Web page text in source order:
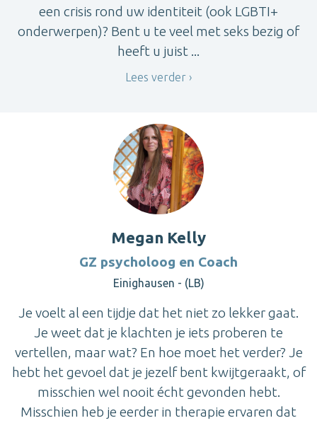
een crisis rond uw identiteit (ook LGBTI+
onderwerpen)? Bent u te veel met seks bezig of
heeft u juist ...
Lees verder
Megan Kelly
GZ psycholoog en Coach
Einighausen - (LB)
Je voelt al een tijdje dat het niet zo lekker gaat.
Je weet dat je klachten je iets proberen te
vertellen, maar wat? En hoe moet het verder? Je
hebt het gevoel dat je jezelf bent kwijtgeraakt, of
misschien wel nooit écht gevonden hebt.
Misschien heb je eerder in therapie ervaren dat